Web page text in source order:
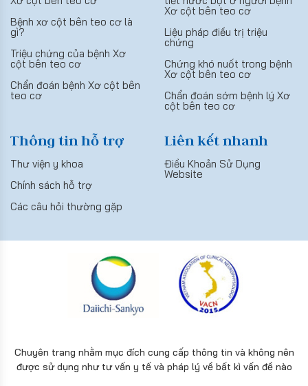
Bệnh xơ cột bên teo cơ là
gì?
Triệu chứng của bệnh Xơ
cột bên teo cơ
Chẩn đoán bệnh Xơ cột bên
teo cơ
Xơ cột bên teo cơ
Liệu pháp điều trị triệu
chứng
Chứng khó nuốt trong bệnh
Xơ cột bên teo cơ
Chẩn đoán sớm bệnh lý Xơ
cột bên teo cơ
Thông tin hỗ trợ
Thư viện y khoa
Chính sách hỗ trợ
Các câu hỏi thường gặp
Liên kết nhanh
Điều Khoản Sử Dụng
Website
Chuyên trang nhằm mục đích cung cấp thông tin và không nên
được sử dụng như tư vấn y tế và pháp lý về bất kì vấn đề nào